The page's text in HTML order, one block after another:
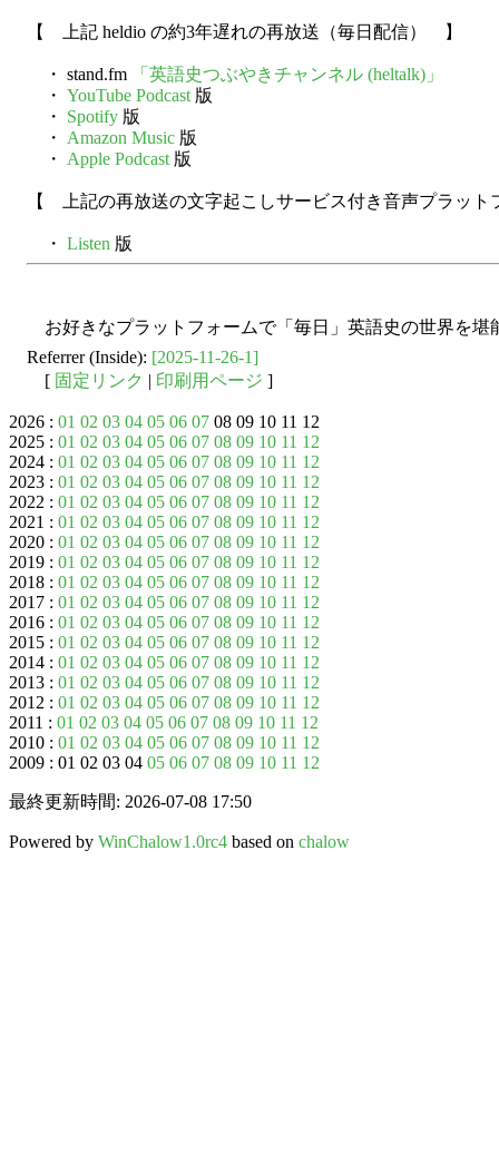
【 上記 heldio の約3年遅れの再放送（毎日配信） 】
・ stand.fm
「英語史つぶやきチャンネル (heltalk)」
・ YouTube Podcast 版
・ Spotify 版
・ Amazon Music 版
・ Apple Podcast 版
【 上記の再放送の文字起こしサービス付き音声プラッ
・ Listen 版
お好きなプラットフォームで「毎日」英語史の世界を堪
Referrer (Inside): [2025-11-26-1]
[ 固定リンク | 印刷用ページ ]
2026 : 01 02 03 04 05 06 07 08 09 10 11 12
2025 : 01 02 03 04 05 06 07 08 09 10 11 12
2024 : 01 02 03 04 05 06 07 08 09 10 11 12
2023 : 01 02 03 04 05 06 07 08 09 10 11 12
2022 : 01 02 03 04 05 06 07 08 09 10 11 12
2021 : 01 02 03 04 05 06 07 08 09 10 11 12
2020 : 01 02 03 04 05 06 07 08 09 10 11 12
2019 : 01 02 03 04 05 06 07 08 09 10 11 12
2018 : 01 02 03 04 05 06 07 08 09 10 11 12
2017 : 01 02 03 04 05 06 07 08 09 10 11 12
2016 : 01 02 03 04 05 06 07 08 09 10 11 12
2015 : 01 02 03 04 05 06 07 08 09 10 11 12
2014 : 01 02 03 04 05 06 07 08 09 10 11 12
2013 : 01 02 03 04 05 06 07 08 09 10 11 12
2012 : 01 02 03 04 05 06 07 08 09 10 11 12
2011 : 01 02 03 04 05 06 07 08 09 10 11 12
2010 : 01 02 03 04 05 06 07 08 09 10 11 12
2009 : 01 02 03 04 05 06 07 08 09 10 11 12
最終更新時間: 2026-07-08 17:50
Powered by WinChalow1.0rc4 based on chalow